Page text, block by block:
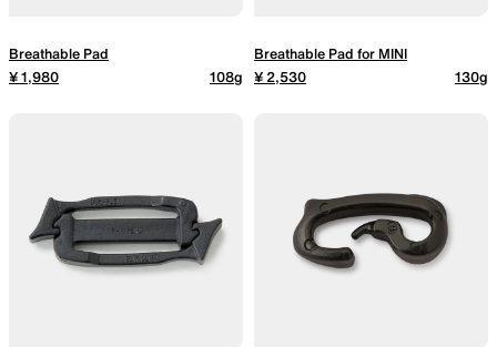
Breathable Pad
¥ 1,980
108g
Breathable Pad for MINI
¥ 2,530
130g